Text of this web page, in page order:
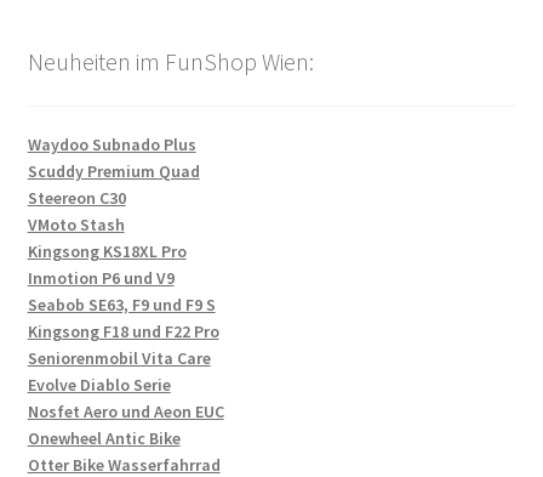
Neuheiten im FunShop Wien:
Waydoo Subnado Plus
Scuddy Premium Quad
Steereon C30
VMoto Stash
Kingsong KS18XL Pro
Inmotion P6 und V9
Seabob SE63, F9 und F9 S
Kingsong F18 und F22 Pro
Seniorenmobil Vita Care
Evolve Diablo Serie
Nosfet Aero und Aeon EUC
Onewheel Antic Bike
Otter Bike Wasserfahrrad